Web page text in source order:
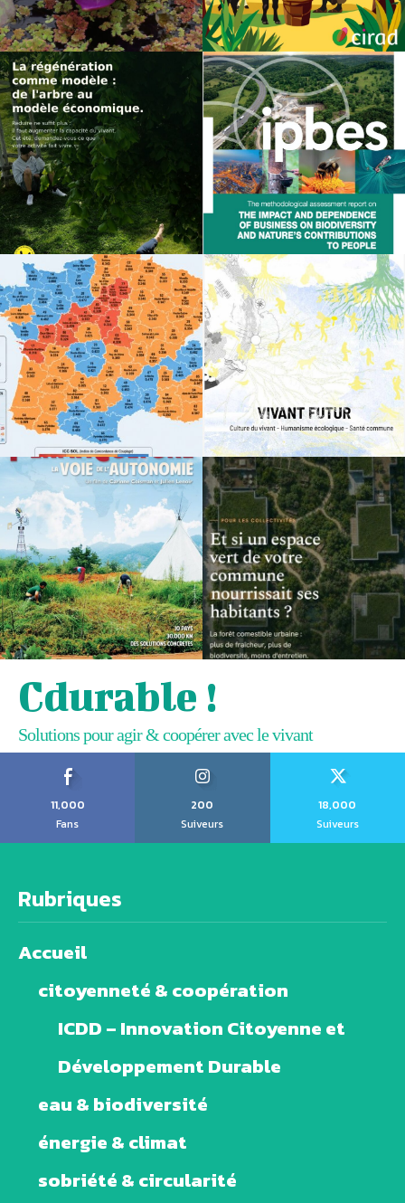
Cdurable !
Solutions pour agir & coopérer avec le vivant
11,000
Fans
200
Suiveurs
18,000
Suiveurs
Rubriques
Accueil
citoyenneté & coopération
ICDD – Innovation Citoyenne et
Développement Durable
eau & biodiversité
énergie & climat
sobriété & circularité